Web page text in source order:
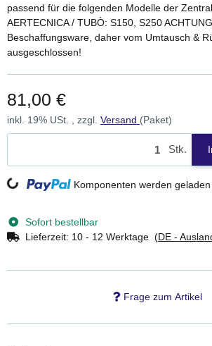
passend für die folgenden Modelle der
AERTECNICA / TUBÒ: S150, S250
Beschaffungsware, daher vom Umtausch &
ausgeschlossen!
81,00 €
inkl. 19% USt. , zzgl. Versand (Paket)
Stk.
Loading... Komponenten werden geladen
Sofort bestellbar
Lieferzeit: 10 - 12 Werktage (DE -
Frage zum Artikel